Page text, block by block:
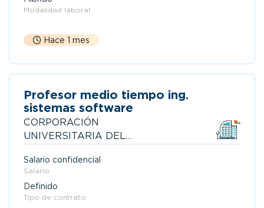
Modalidad laboral
Hace 1 mes
Profesor medio tiempo ing.
sistemas software
CORPORACIÓN
UNIVERSITARIA DEL
Salario confidencial
Salario
Definido
Tipo de contrato